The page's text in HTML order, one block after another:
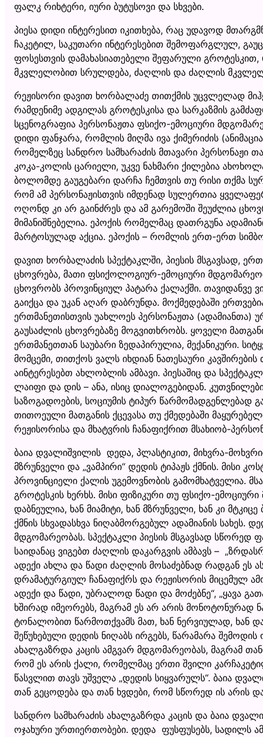
ფალკ რიხტერი, იური ბუტუსოვი და სხვები.
პიესა დიდი ინტერესით იკითხება, რაც უდავოდ
ჩაკეტილ, საკუთარი ინტერესებით შემოფარგლულ,
ფოსესთვის დამახასიათებელი შეფარული გროტესკით,
მკვლელობით სრულდება, ძაღლის და ძაღლის
რეჟისორი დავით ხორბალაძე თითქმის უცვლელად
რამდენიმე ადგილას გროტესკისა და სარკაზმის
სცენოგრაფია პერსონაჟთა ფსიქო-ემოციური
დიდი ფანჯარა, რომლის მიღმა ივა ქიმერიძის
რომელზეც სანდრო სამხარაძის მთავარი პერსონაჟი
კოკა-კოლის ცარიელი, უკვე ნახმარი ქილებია
ბოლომდე გაუგებარი დარჩა ჩემთვის თუ რისი თქმა
რომ ამ პერსონაჟისთვის იმდენად სულერთია
ოღონდ კი არ გაინძრეს და ამ გარემოში შეუძლია
მიმანიშნებელია. ეპოქის რომელმაც დათრგუნა
მარტოსულად აქცია. ეპოქის – რომლის ერთ-ერთ
დავით ხორბალაძის სპექტაკლში, პიესის მსგავსად,
ცხოვრება, მათი ფსიქოლოგიურ-ემოციური
ცხოვრობს პროვინციულ პატარა ქალაქში. თავიდანვე
გაიქცა და უკან აღარ დაბრუნდა. მოქმედებაში
ერთმანეთისთვის უახლოეს პერსონაჟთა (ადამიანთა)
გაუსაძლის ცხოვრებაზე მოგვითხრობს. ყოველი
ერთმანეთთან საუბარი ზედაპირულია, მექანიკური.
მომცემი, თითქოს ვალს იხდიან ნათესაური
აინტერესებთ ახლობლის ამბავი. პიესაშიც და
ლაიფი და დის – ანა, ისიც დიალოგებიდან.
საზოგადოების, სოციუმის ტიპურ წარმომადგენლებად
თითოეული მათგანის ქცევასა თუ ქმედებაში
რეჟისორისა და მხატვრის ჩანაფიქრით მსახიობ-
ბაია დვალიშვილის დედა, პლასტიკით, მიხვრა-
მზრუნველი და „ვამპირი“ დედის ტიპაჟს ქმნის. მისი
პროვინციელი ქალის უგემოვნობის გამომხატველია.
გროტესკის ხერხს. მისი ფიზიკური თუ ფსიქო-
დაბნეულია, ხან მიამიტი, ხან მზრუნველი, ხან კი
ქმნის სხვადასხვა ნიღაბმორგებულ ადამიანის
მდგომარეობას. სპექტაკლი პიესის მსგავსად
საიდანაც ვიგებთ ძაღლის დაკარგვის ამბავს –
ადექი ახლა და წადი ძაღლის მოსაძებნად რადგან ეს
დრამატურგიულ ჩანაფიქრს და რეჟისორის მიცემულ
ადექი და წადი, უბრალოდ წადი და მოძებნე“, „ყავა
ხშირად იმეორებს, მაგრამ ეს არ არის მონოტონურად
ტონალობით წარმოთქვამს მათ, ხან ნერვიულად, ხან
შეწუხებული დედის ნიღაბს ირგებს, წარამარა
ახალგაზრდა კაცის ამგვარ მდგომარეობას, მაგრამ
რომ ეს არის ქალი, რომელმაც ერთი შვილი
წასვლით თავს უშველა „დედის სიყვარულს“. ბაია
თან გეცოდება და თან ხვდები, რომ სწორედ ის არის
სანდრო სამხარაძის ახალგაზრდა კაცის და ბაია
ოჯახური ურთიერთობები. დედა ფუსფუსებს, სადილს